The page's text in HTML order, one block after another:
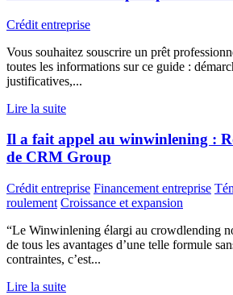
Crédit entreprise
Vous souhaitez souscrire un prêt
toutes les informations sur ce guide :
justificatives,...
Lire la suite
Il a fait appel au winwinlening :
de CRM Group
Crédit entreprise Financement entreprise
roulement Croissance et expansion
“Le Winwinlening élargi au crowdlending
de tous les avantages d’une telle formule
contraintes, c’est...
Lire la suite